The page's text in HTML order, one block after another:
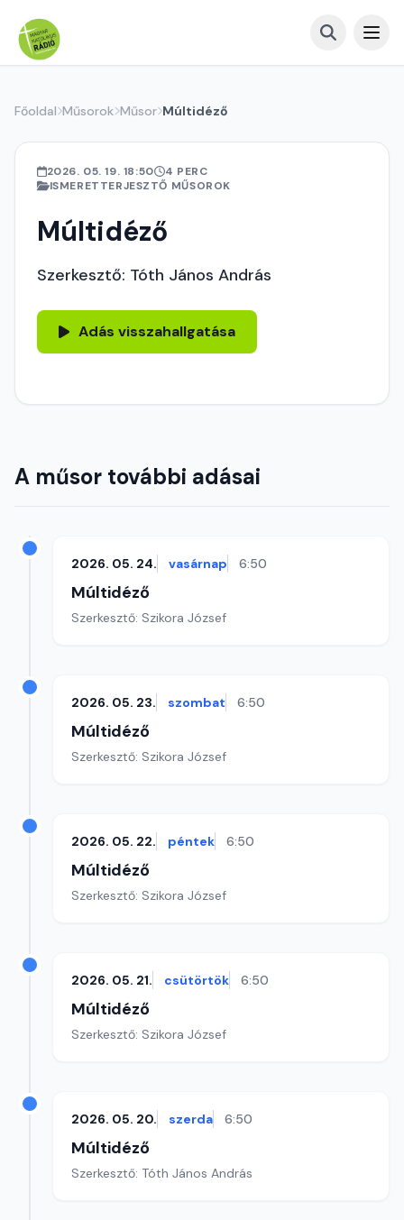
Főoldal Műsorok Műsor Múltidéző
2026. 05. 19. 18:50
4 PERC
ISMERETTERJESZTŐ MŰSOROK
Múltidéző
Szerkesztő: Tóth János András
Adás visszahallgatása
A műsor további adásai
2026. 05. 24. vasárnap 6:50
Múltidéző
Szerkesztő: Szikora József
2026. 05. 23. szombat 6:50
Múltidéző
Szerkesztő: Szikora József
2026. 05. 22. péntek 6:50
Múltidéző
Szerkesztő: Szikora József
2026. 05. 21. csütörtök 6:50
Múltidéző
Szerkesztő: Szikora József
2026. 05. 20. szerda 6:50
Múltidéző
Szerkesztő: Tóth János András